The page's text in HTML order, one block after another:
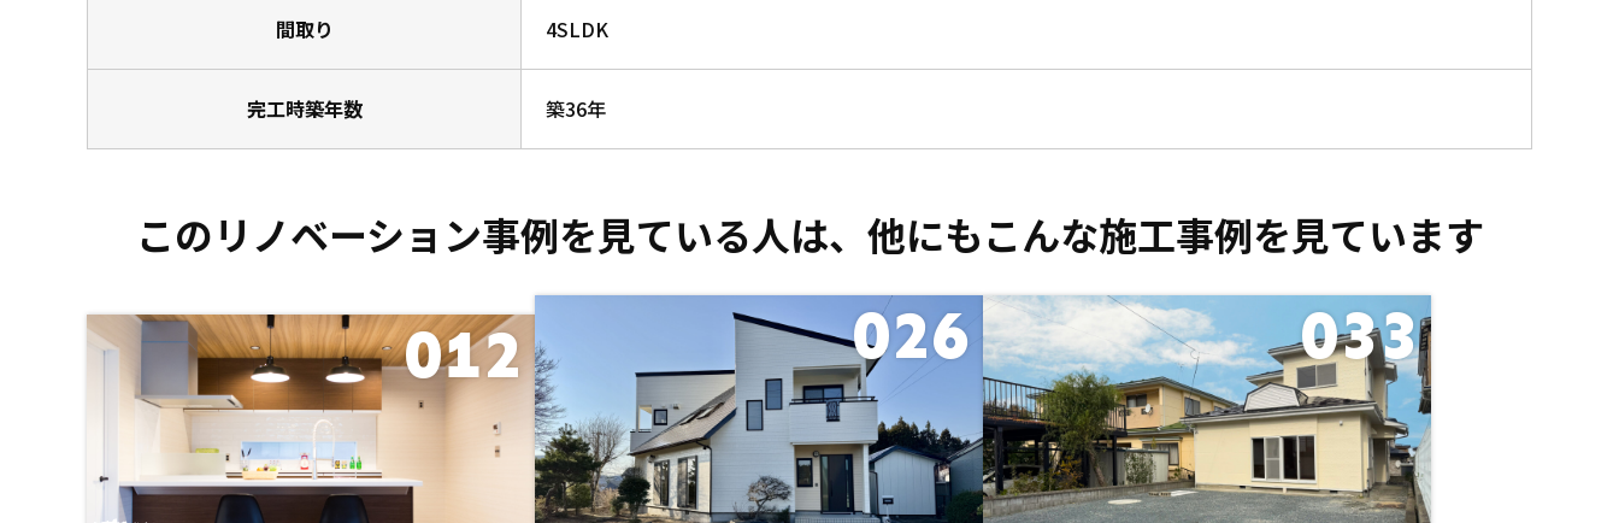
間取り 4SLDK
完工時築年数 築36年
このリノベーション事例を見ている人は、 他にもこんな施工事例を見ています
012 026 033